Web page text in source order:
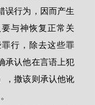
误行为，因而产生
与神恢复正常关
行，除去这些罪
承认他在言语上犯
，撒该则承认他讹